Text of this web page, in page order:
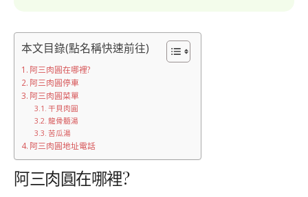
本文目錄(點名稱快速前往)
阿三肉圓在哪裡?
阿三肉圓停車
阿三肉圓菜單
干貝肉圓
龍骨髓湯
苦瓜湯
阿三肉圓地址電話
阿三肉圓在哪裡?